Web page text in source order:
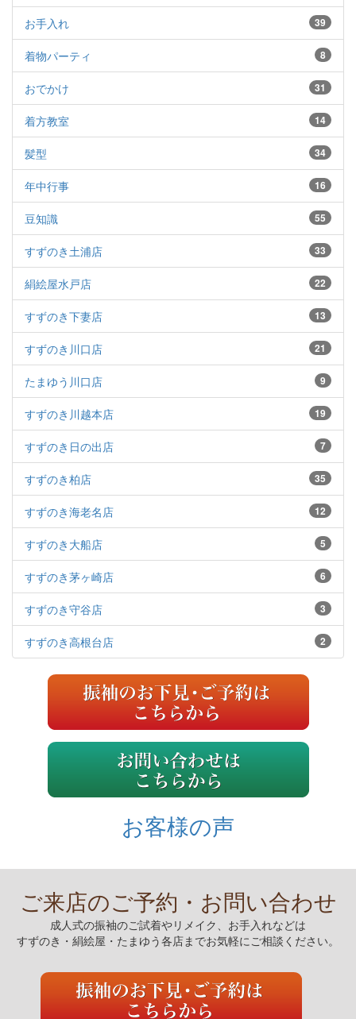
39
お手入れ
8
着物パーティ
31
おでかけ
14
着方教室
34
髪型
16
年中行事
55
豆知識
33
すずのき土浦店
22
絹絵屋水戸店
13
すずのき下妻店
21
すずのき川口店
9
たまゆう川口店
19
すずのき川越本店
7
すずのき日の出店
35
すずのき柏店
12
すずのき海老名店
5
すずのき大船店
6
すずのき茅ヶ崎店
3
すずのき守谷店
2
すずのき高根台店
お客様の声
ご来店のご予約・お問い合わせ
成人式の振袖のご試着やリメイク、お手入れなどは
すずのき・絹絵屋・たまゆう各店までお気軽にご相談ください。